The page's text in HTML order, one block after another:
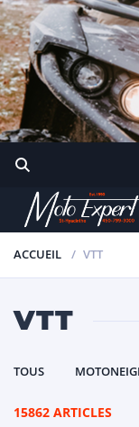
ACCUEIL VTT
VTT
TOUS
15862 ARTICLES